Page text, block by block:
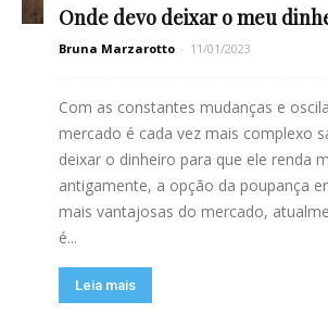
Onde devo deixar o meu
Bruna Marzarotto - 11/01/2023
Com as constantes mudanças e
mercado é cada vez mais complexo
deixar o dinheiro para que ele renda
antigamente, a opção da poupança
mais vantajosas do mercado,
é...
Leia mais